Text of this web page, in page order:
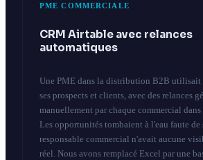
PME COMMERCIALE
CRM Airtable avec relances
automatiques
Une PME dans la distribution B2B utilisait
ses prospects et clients, avec des relances
manuellement par chaque commercial
Les opportunités tombaient à l'eau faute
responsable commercial n'avait aucune
réel. Nous avons remplacé Excel par une